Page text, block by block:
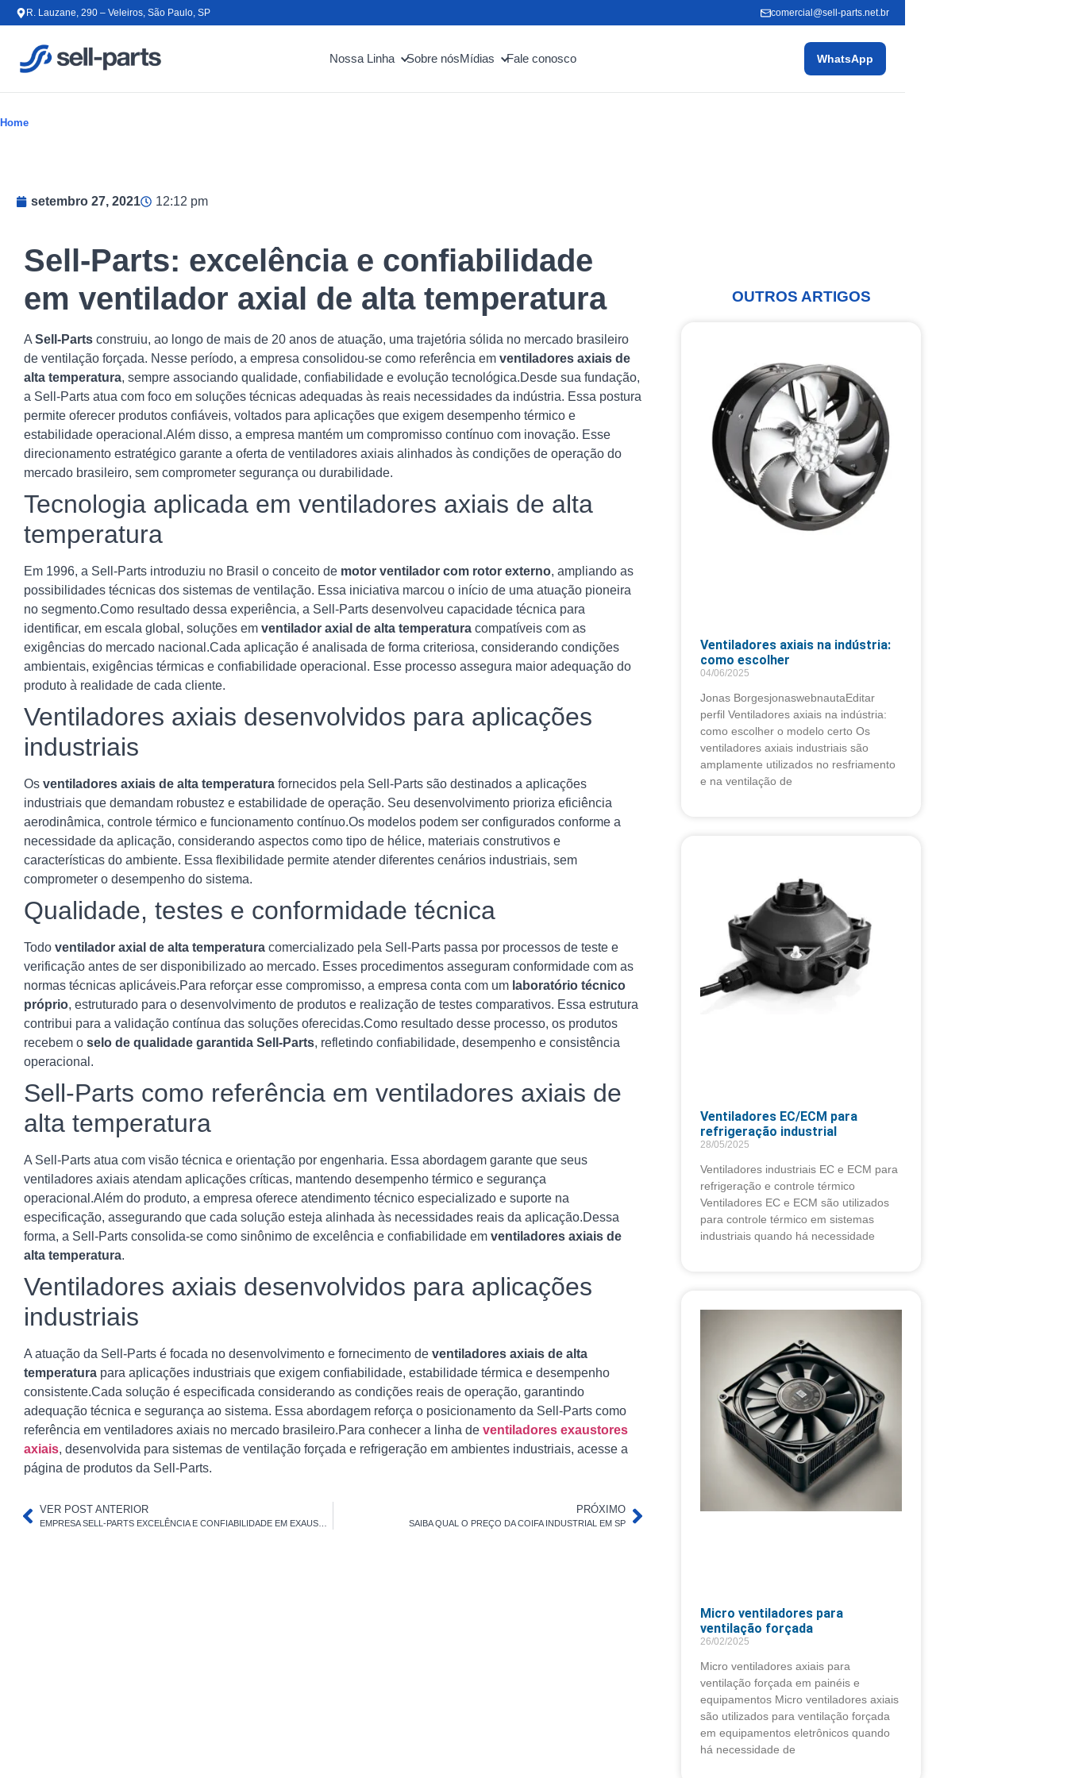
Ir para o conteúdo
R. Lauzane, 290 – Veleiros, São Paulo, SP comercial@sell-parts.net.br
Nossa Linha Sobre nósMídias Fale conosco WhatsApp
Home
setembro 27, 2021 12:12 pm
Sell-Parts: excelência e confiabilidade
em ventilador axial de alta temperatura
A Sell-Parts construiu, ao longo de mais de 20 anos de atuação, uma trajetória sólida no mercado brasileiro
de ventilação forçada. Nesse período, a empresa consolidou-se como referência em ventiladores axiais de
alta temperatura, sempre associando qualidade, confiabilidade e evolução tecnológica.Desde sua fundação,
a Sell-Parts atua com foco em soluções técnicas adequadas às reais necessidades da indústria. Essa postura
permite oferecer produtos confiáveis, voltados para aplicações que exigem desempenho térmico e
estabilidade operacional.Além disso, a empresa mantém um compromisso contínuo com inovação. Esse
direcionamento estratégico garante a oferta de ventiladores axiais alinhados às condições de operação do
mercado brasileiro, sem comprometer segurança ou durabilidade.
Tecnologia aplicada em ventiladores axiais de alta
temperatura
Em 1996, a Sell-Parts introduziu no Brasil o conceito de motor ventilador com rotor externo, ampliando as
possibilidades técnicas dos sistemas de ventilação. Essa iniciativa marcou o início de uma atuação pioneira
no segmento.Como resultado dessa experiência, a Sell-Parts desenvolveu capacidade técnica para
identificar, em escala global, soluções em ventilador axial de alta temperatura compatíveis com as
exigências do mercado nacional.Cada aplicação é analisada de forma criteriosa, considerando condições
ambientais, exigências térmicas e confiabilidade operacional. Esse processo assegura maior adequação do
produto à realidade de cada cliente.
Ventiladores axiais desenvolvidos para aplicações
industriais
Os ventiladores axiais de alta temperatura fornecidos pela Sell-Parts são destinados a aplicações
industriais que demandam robustez e estabilidade de operação. Seu desenvolvimento prioriza eficiência
aerodinâmica, controle térmico e funcionamento contínuo.Os modelos podem ser configurados conforme a
necessidade da aplicação, considerando aspectos como tipo de hélice, materiais construtivos e
características do ambiente. Essa flexibilidade permite atender diferentes cenários industriais, sem
comprometer o desempenho do sistema.
Qualidade, testes e conformidade técnica
Todo ventilador axial de alta temperatura comercializado pela Sell-Parts passa por processos de teste e
verificação antes de ser disponibilizado ao mercado. Esses procedimentos asseguram conformidade com as
normas técnicas aplicáveis.Para reforçar esse compromisso, a empresa conta com um laboratório técnico
próprio, estruturado para o desenvolvimento de produtos e realização de testes comparativos. Essa estrutura
contribui para a validação contínua das soluções oferecidas.Como resultado desse processo, os produtos
recebem o selo de qualidade garantida Sell-Parts, refletindo confiabilidade, desempenho e consistência
operacional.
Sell-Parts como referência em ventiladores axiais de
alta temperatura
A Sell-Parts atua com visão técnica e orientação por engenharia. Essa abordagem garante que seus
ventiladores axiais atendam aplicações críticas, mantendo desempenho térmico e segurança
operacional.Além do produto, a empresa oferece atendimento técnico especializado e suporte na
especificação, assegurando que cada solução esteja alinhada às necessidades reais da aplicação.Dessa
forma, a Sell-Parts consolida-se como sinônimo de excelência e confiabilidade em ventiladores axiais de
alta temperatura.
Ventiladores axiais desenvolvidos para aplicações
industriais
A atuação da Sell-Parts é focada no desenvolvimento e fornecimento de ventiladores axiais de alta
temperatura para aplicações industriais que exigem confiabilidade, estabilidade térmica e desempenho
consistente.Cada solução é especificada considerando as condições reais de operação, garantindo
adequação técnica e segurança ao sistema. Essa abordagem reforça o posicionamento da Sell-Parts como
referência em ventiladores axiais no mercado brasileiro.Para conhecer a linha de ventiladores exaustores
axiais, desenvolvida para sistemas de ventilação forçada e refrigeração em ambientes industriais, acesse a
página de produtos da Sell-Parts.
VER POST ANTERIOR PRÓXIMO
SAIBA QUAL O PREÇO DA COIFA INDUSTRIAL EM SP
OUTROS ARTIGOS
Ventiladores axiais na indústria:
como escolher
04/06/2025
Jonas BorgesjonaswebnautaEditar
perfil Ventiladores axiais na indústria:
como escolher o modelo certo Os
ventiladores axiais industriais são
amplamente utilizados no resfriamento
e na ventilação de
Ventiladores EC/ECM para
refrigeração industrial
28/05/2025
Ventiladores industriais EC e ECM para
refrigeração e controle térmico
Ventiladores EC e ECM são utilizados
para controle térmico em sistemas
industriais quando há necessidade
Micro ventiladores para
ventilação forçada
26/02/2025
Micro ventiladores axiais para
ventilação forçada em painéis e
equipamentos Micro ventiladores axiais
são utilizados para ventilação forçada
em equipamentos eletrônicos quando
há necessidade de